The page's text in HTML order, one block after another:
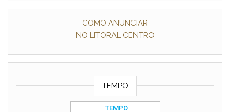
COMO ANUNCIAR
NO LITORAL CENTRO
TEMPO